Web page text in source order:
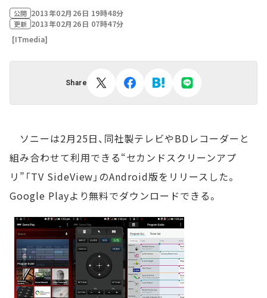
公開 2013年02月26日 19時48分
更新 2013年02月26日 07時47分
[ITmedia]
Share
ソニーは2月25日、同社製テレビやBDレコーダーと
組み合わせて利用できる“セカンドスクリーンアプ
リ”「TV SideView」のAndroid版をリリースした。
Google Playより無料でダウンロードできる。